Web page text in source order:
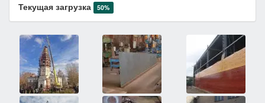
Текущая загрузка 50%